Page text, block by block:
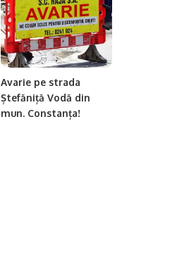
Avarie pe strada
Ștefăniță Vodă din
mun. Constanța!